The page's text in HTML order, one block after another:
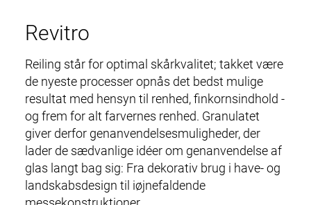
Revitro
Reiling står for optimal skårkvalitet; takket være
de nyeste processer opnås det bedst mulige
resultat med hensyn til renhed, finkornsindhold -
og frem for alt farvernes renhed. Granulatet
giver derfor genanvendelsesmuligheder, der
lader de sædvanlige idéer om genanvendelseaf
glas langt bag sig: Fra dekorativ brug i have- og
landskabsdesign til iøjnefaldende